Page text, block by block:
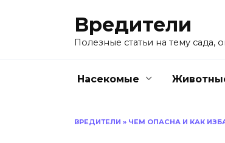
Вредители
Полезные статьи на тему сада,
Насекомые
ВРЕДИТЕЛИ » ЧЕМ ОПАСНА И КАК